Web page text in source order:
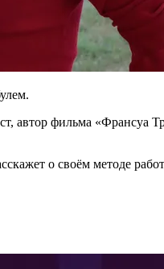
автор фильма «Франсуа
о своём методе